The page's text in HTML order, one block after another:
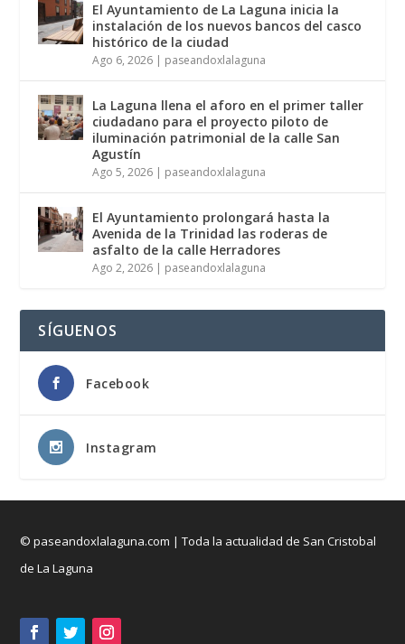
El Ayuntamiento de La Laguna inicia la
instalación de los nuevos bancos del casco
histórico de la ciudad
Ago 6, 2026 | paseandoxlalaguna
La Laguna llena el aforo en el primer taller
ciudadano para el proyecto piloto de
iluminación patrimonial de la calle San
Agustín
Ago 5, 2026 | paseandoxlalaguna
El Ayuntamiento prolongará hasta la
Avenida de la Trinidad las roderas de
asfalto de la calle Herradores
Ago 2, 2026 | paseandoxlalaguna
SÍGUENOS
Facebook
Instagram
© paseandoxlalaguna.com | Toda la actualidad de San Cristobal
de La Laguna